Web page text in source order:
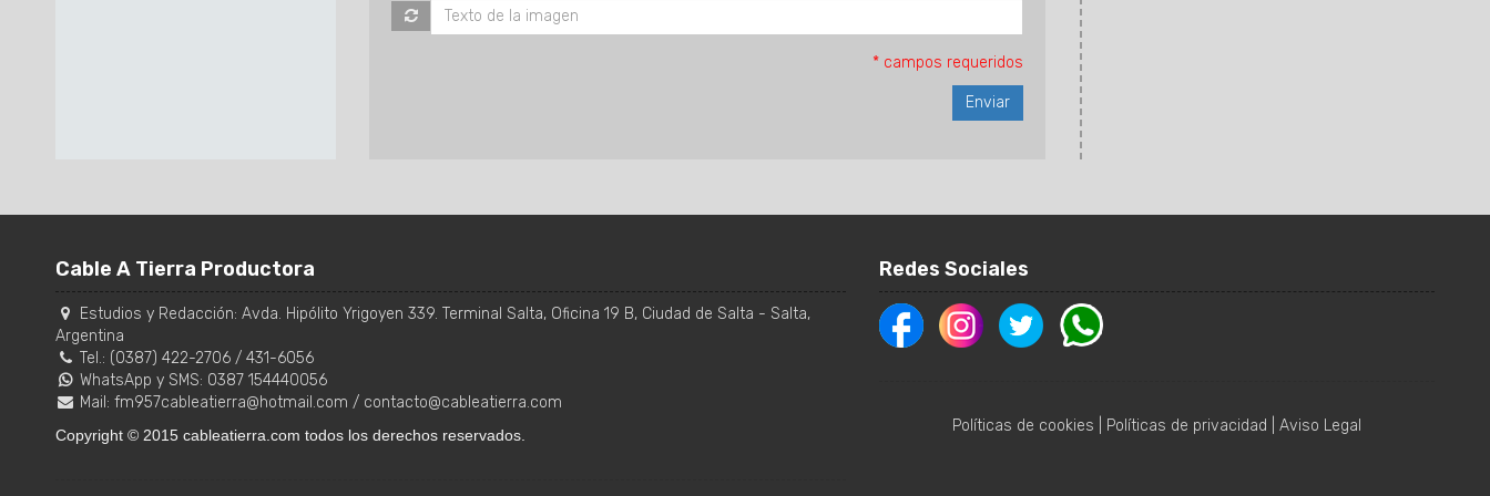
* campos requeridos
Cable A Tierra Productora
Estudios y Redacción: Avda. Hipólito Yrigoyen 339. Terminal Salta, Oficina 19 B, Ciudad de Salta - Salta,
Argentina
Tel.: (0387) 422-2706 / 431-6056
WhatsApp y SMS: 0387 154440056
Mail: fm957cableatierra@hotmail.com / contacto@cableatierra.com
Copyright © 2015 cableatierra.com todos los derechos reservados.
Redes Sociales
Políticas de cookies Políticas de privacidad |Aviso Legal